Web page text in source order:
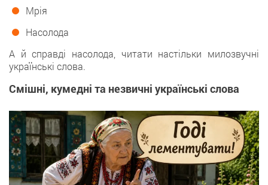
Мрія
Насолода
А й справді насолода, читати настільки милозвучні
українські слова.
Смішні, кумедні та незвичні українські слова